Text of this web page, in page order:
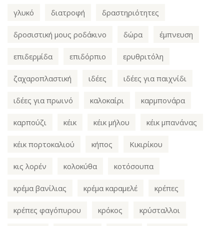
γλυκό διατροφή δραστηριότητες
δροσιστική μους ροδάκινο δώρα έμπνευση
επιδερμίδα επιδόρπιο ερυθριτόλη
ζαχαροπλαστική ιδέες ιδέες για παιχνίδι
ιδέες για πρωινό καλοκαίρι καρμπονάρα
καρπούζι κέικ κέικ μήλου κέικ μπανάνας
κέικ πορτοκαλιού κήπος Κικιρίκου
κις λορέν κολοκύθα κοτόσουπα
κρέμα βανίλιας κρέμα καραμελέ κρέπες
κρέπες φαγόπυρου κρόκος κρύσταλλοι